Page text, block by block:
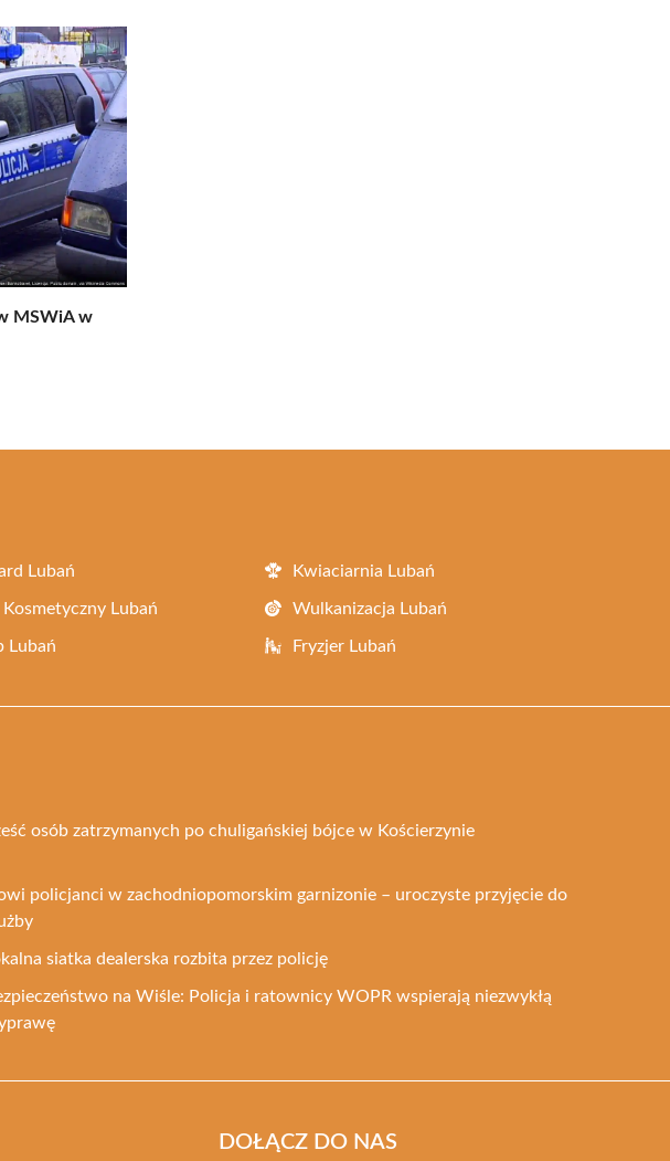
MSWiA w
Lubań Kwiaciarnia Lubań
Kosmetyczny Lubań Wulkanizacja Lubań
Lubań Fryzjer Lubań
osób zatrzymanych po chuligańskiej bójce w Kościerzynie
policjanci w zachodniopomorskim garnizonie – uroczyste przyjęcie do
siatka dealerska rozbita przez policję
na Wiśle: Policja i ratownicy WOPR wspierają niezwykłą
DOŁĄCZ DO NAS